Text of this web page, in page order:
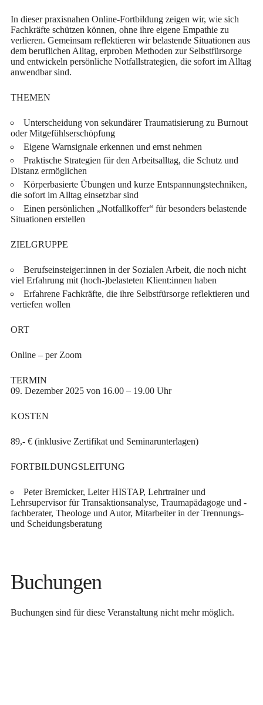
In dieser praxisnahen Online-Fortbildung zeigen wir, wie sich
Fachkräfte schützen können, ohne ihre eigene Empathie zu
verlieren. Gemeinsam reflektieren wir belastende Situationen aus
dem beruflichen Alltag, erproben Methoden zur Selbstfürsorge
und entwickeln persönliche Notfallstrategien, die sofort im Alltag
anwendbar sind.
THEMEN
Unterscheidung von sekundärer Traumatisierung zu Burnout
oder Mitgefühlserschöpfung
Eigene Warnsignale erkennen und ernst nehmen
Praktische Strategien für den Arbeitsalltag, die Schutz und
Distanz ermöglichen
Körperbasierte Übungen und kurze Entspannungstechniken,
die sofort im Alltag einsetzbar sind
Einen persönlichen „Notfallkoffer“ für besonders belastende
Situationen erstellen
ZIELGRUPPE
Berufseinsteiger:innen in der Sozialen Arbeit, die noch nicht
viel Erfahrung mit (hoch-)belasteten Klient:innen haben
Erfahrene Fachkräfte, die ihre Selbstfürsorge reflektieren und
vertiefen wollen
ORT
Online – per Zoom
TERMIN
09. Dezember 2025 von 16.00 – 19.00 Uhr
KOSTEN
89,- € (inklusive Zertifikat und Seminarunterlagen)
FORTBILDUNGSLEITUNG
Peter Bremicker, Leiter HISTAP, Lehrtrainer und
Lehrsupervisor für Transaktionsanalyse, Traumapädagoge und -
fachberater, Theologe und Autor, Mitarbeiter in der Trennungs-
und Scheidungsberatung
Buchungen
Buchungen sind für diese Veranstaltung nicht mehr möglich.